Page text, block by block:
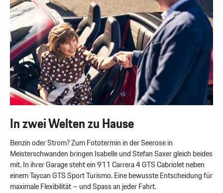
In zwei Welten zu Hause
Benzin oder Strom? Zum Fototermin in der Seerose in
Meisterschwanden bringen Isabelle und Stefan Saxer gleich beides
mit. In ihrer Garage steht ein 911 Carrera 4 GTS Cabriolet neben
einem Taycan GTS Sport Turismo. Eine bewusste Entscheidung für
maximale Flexibilität – und Spass an jeder Fahrt.